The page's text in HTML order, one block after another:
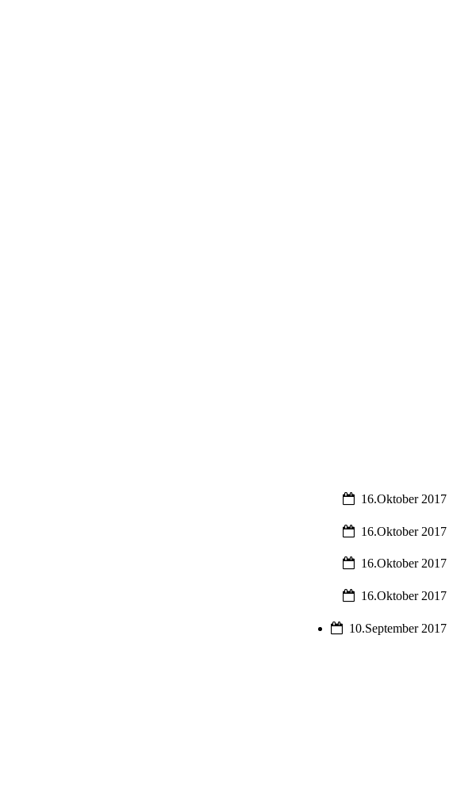
16.Oktober 2017
16.Oktober 2017
16.Oktober 2017
16.Oktober 2017
10.September 2017